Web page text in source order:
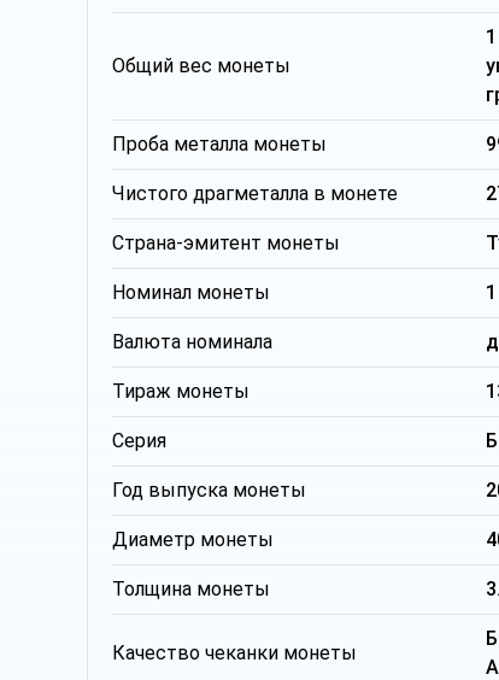
Общий вес монеты
Проба металла монеты
Чистого драгметалла в монете
Страна-эмитент монеты
Номинал монеты 1
Валюта номинала
Тираж монеты
Серия
Год выпуска монеты
Диаметр монеты
Толщина монеты
Качество чеканки монеты